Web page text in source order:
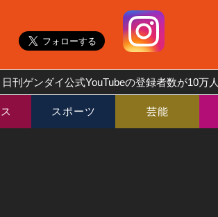
日刊ゲンダイ公式YouTubeの登録者数が10万
スポーツ 芸能